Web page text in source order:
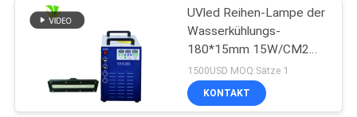
UVled Reihen-Lampe der
Wasserkühlungs-
180*15mm 15W/CM2
395nm
1500USD MOQ:Sätze 1
KONTAKT